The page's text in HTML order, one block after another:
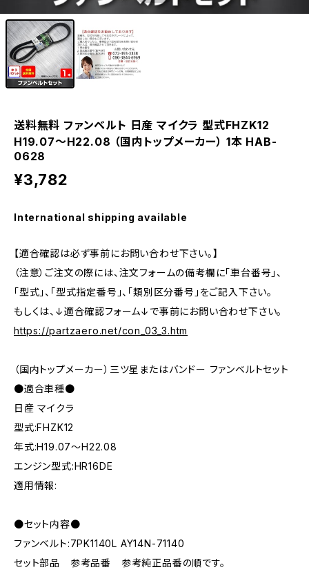
送料無料 ファンベルト 日産 マイクラ 型式FHZK12
H19.07～H22.08 （国内トップメーカー） 1本 HAB-
0628
¥3,782
International shipping available
【適合確認は必ず事前にお問い合わせ下さい。】
（注意）ご注文の際には、注文フォームの備考欄に「車台番号」、
「型式」、「型式指定番号」、「類別区分番号」をご記入下さい。
もしくは、↓適合確認フォーム↓で事前にお問い合わせ下さい。
https://partzaero.net/con_03_3.htm
（国内トップメーカー）三ツ星またはバンドー ファンベルトセット
●適合車種●
日産 マイクラ
型式:FHZK12
年式:H19.07～H22.08
エンジン型式:HR16DE
適用情報:
●セット内容●
ファンベルト:7PK1140L AY14N-71140
セット部品 参考品番 参考純正品番の順です。